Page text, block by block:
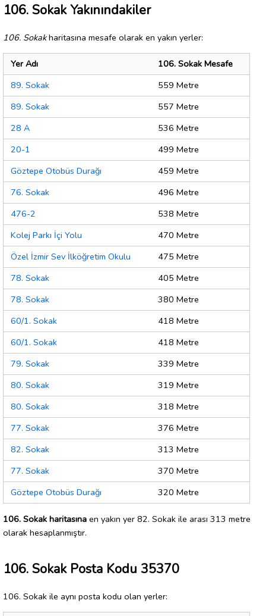
106. Sokak Yakınındakiler
106. Sokakharitasına mesafe olarak en yakın yerler:
Yer Adı
106. Sokak Mesafe
89. Sokak
559 Metre
89. Sokak
557 Metre
28 A
536 Metre
20-1
499 Metre
Göztepe Otobüs Durağı
459 Metre
76. Sokak
496 Metre
476-2
538 Metre
Kolej Parkı İçi Yolu
470 Metre
Özel İzmir Sev İlköğretim Okulu
475 Metre
78. Sokak
405 Metre
78. Sokak
380 Metre
60/1. Sokak
418 Metre
60/1. Sokak
418 Metre
79. Sokak
339 Metre
80. Sokak
319 Metre
80. Sokak
318 Metre
77. Sokak
376 Metre
82. Sokak
313 Metre
77. Sokak
370 Metre
Göztepe Otobüs Durağı
320 Metre
106. Sokak haritasına en yakın yer 82. Sokak ile arası 313 metre
olarak hesaplanmıştır.
106. Sokak Posta Kodu 35370
106. Sokak ile aynı posta kodu olan yerler: